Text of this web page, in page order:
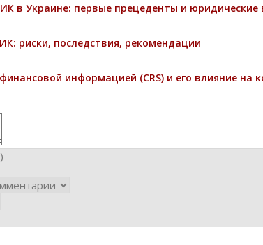
в Украине: первые прецеденты и
риски, последствия, рекомендации
информацией (CRS) и его влияние